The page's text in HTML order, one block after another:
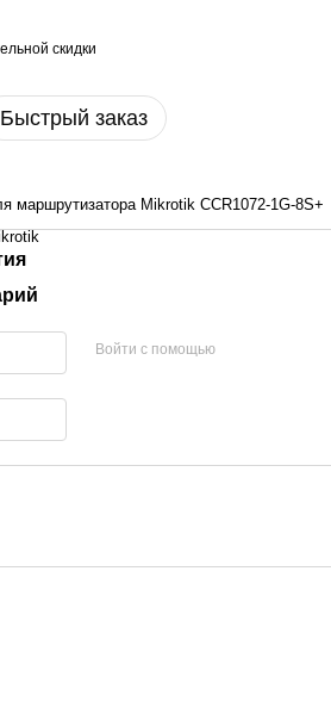
скидки
Быстрый заказ
маршрутизатора Mikrotik CCR1072-1G-8S+
Войти с помощью